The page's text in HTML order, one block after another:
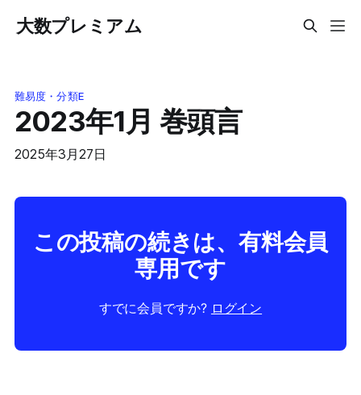
大数プレミアム
難易度・分類E
2023年1月 巻頭言
2025年3月27日
この投稿の続きは、有料会員
専用です
すでに会員ですか? ログイン